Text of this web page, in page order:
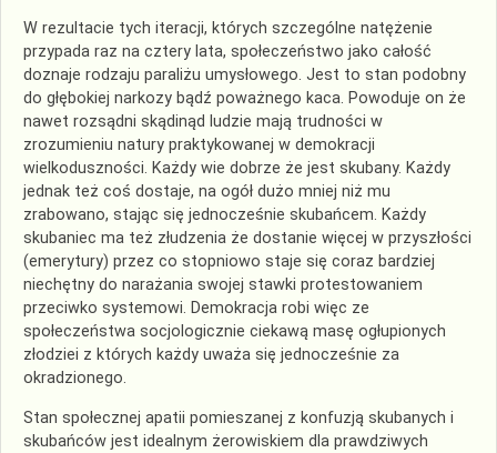
W rezultacie tych iteracji, których szczególne natężenie
przypada raz na cztery lata, społeczeństwo jako całość
doznaje rodzaju paraliżu umysłowego. Jest to stan podobny
do głębokiej narkozy bądź poważnego kaca. Powoduje on że
nawet rozsądni skądinąd ludzie mają trudności w
zrozumieniu natury praktykowanej w demokracji
wielkoduszności. Każdy wie dobrze że jest skubany. Każdy
jednak też coś dostaje, na ogół dużo mniej niż mu
zrabowano, stając się jednocześnie skubańcem. Każdy
skubaniec ma też złudzenia że dostanie więcej w przyszłości
(emerytury) przez co stopniowo staje się coraz bardziej
niechętny do narażania swojej stawki protestowaniem
przeciwko systemowi. Demokracja robi więc ze
społeczeństwa socjologicznie ciekawą masę ogłupionych
złodziei z których każdy uważa się jednocześnie za
okradzionego.
Stan społecznej apatii pomieszanej z konfuzją skubanych i
skubańców jest idealnym żerowiskiem dla prawdziwych